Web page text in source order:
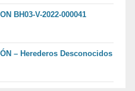
BH03-V-2022-000041
– Herederos Desconocidos